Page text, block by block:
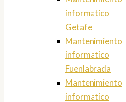
informatico
Getafe
Mantenimiento
informatico
Fuenlabrada
Mantenimiento
informatico